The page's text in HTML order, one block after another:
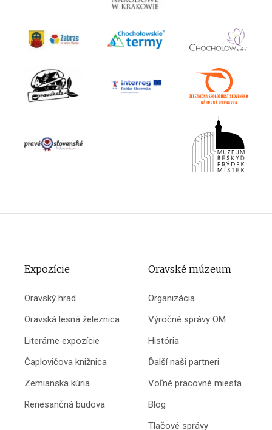
Expozície
Oravský hrad
Oravská lesná železnica
Literárne expozície
Čaplovičova knižnica
Zemianska kúria
Renesančná budova
Oravské múzeum
Organizácia
Výročné správy OM
História
Ďalší naši partneri
Voľné pracovné miesta
Blog
Tlačové správy